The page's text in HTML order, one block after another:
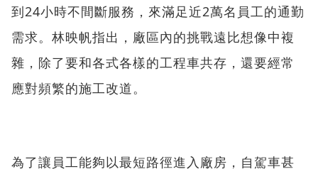
到24小時不間斷服務，來滿足近2萬名員工的通勤
需求。林映帆指出，廠區內的挑戰遠比想像中複
雜，除了要和各式各樣的工程車共存，還要經常
應對頻繁的施工改道。
為了讓員工能夠以最短路徑進入廠房，自駕車甚